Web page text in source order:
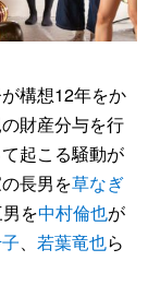
構想12年をか
財産分与を行
起こる騒動が
長男を草なぎ
を中村倫也が
、 若葉竜也ら